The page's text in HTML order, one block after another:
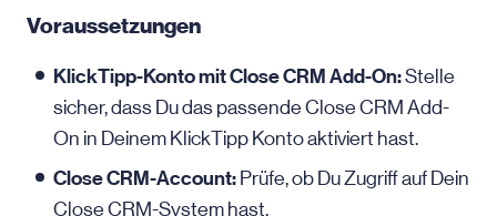
Voraussetzungen
KlickTipp-Konto mit Close CRM Add-On:Stelle
sicher, dass Du das passende Close CRM Add-
On in Deinem KlickTipp Konto aktiviert hast.
Close CRM-Account: Prüfe, ob Du Zugriff auf Dein
Close CRM-System hast.